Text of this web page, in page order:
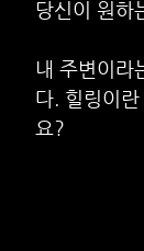
당신이 원하
내 주변이라
다. 힐링이
요?